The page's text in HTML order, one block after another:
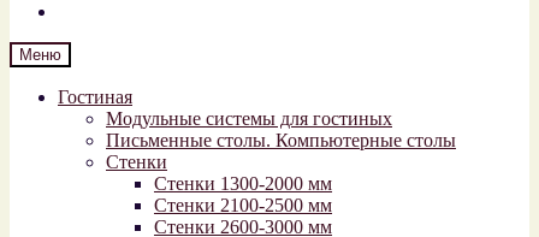
Меню
Гостиная
Модульные системы для гостиных
Письменные столы. Компьютерные столы
Стенки
Стенки 1300-2000 мм
Стенки 2100-2500 мм
Стенки 2600-3000 мм